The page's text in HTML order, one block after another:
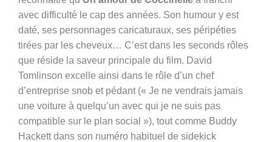
avec difficulté le cap des années. Son humour y est
daté, ses personnages caricaturaux, ses péripéties
tirées par les cheveux… C’est dans les seconds rôles
que réside la saveur principale du film. David
Tomlinson excelle ainsi dans le rôle d’un chef
d’entreprise snob et pédant (« Je ne vendrais jamais
une voiture à quelqu’un avec qui je ne suis pas
compatible sur le plan social »), tout comme Buddy
Hackett dans son numéro habituel de sidekick